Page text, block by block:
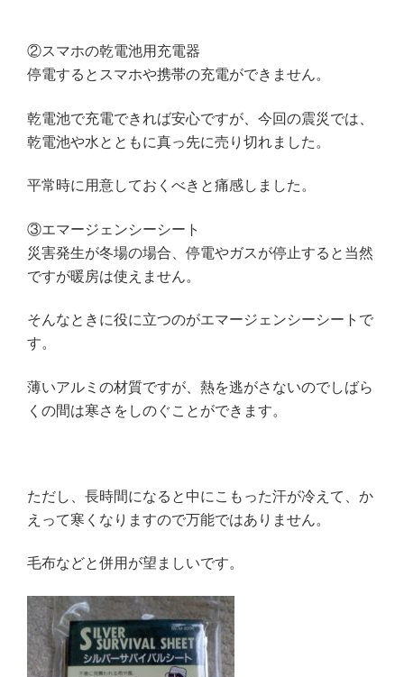
②スマホの乾電池用充電器
停電するとスマホや携帯の充電ができません。
乾電池で充電できれば安心ですが、今回の震災では、
乾電池や水とともに真っ先に売り切れました。
平常時に用意しておくべきと痛感しました。
③エマージェンシーシート
災害発生が冬場の場合、停電やガスが停止すると当然
ですが暖房は使えません。
そんなときに役に立つのがエマージェンシーシートで
す。
薄いアルミの材質ですが、熱を逃がさないのでしばら
くの間は寒さをしのぐことができます。
ただし、長時間になると中にこもった汗が冷えて、か
えって寒くなりますので万能ではありません。
毛布などと併用が望ましいです。